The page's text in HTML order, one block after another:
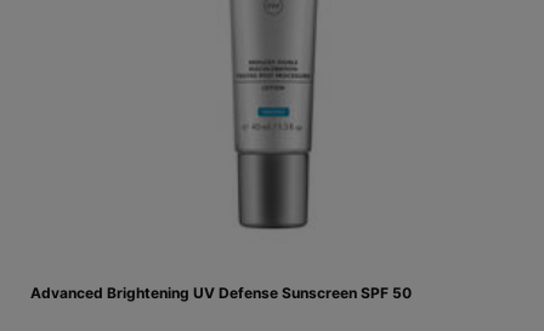
Advanced Brightening UV Defense Sunscreen SPF 50